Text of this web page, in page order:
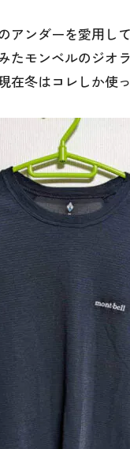
アンダーを愛用し
たモンベルのジオ
在冬はコレしか使